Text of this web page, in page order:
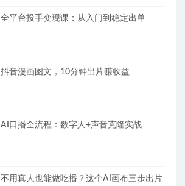
全平台投手变现课：从入门到稳定出单
抖音漫画图文，10分钟出片赚收益
AI口播全流程：数字人+声音克隆实战
不用真人也能做吃播？这个AI画布三步出片